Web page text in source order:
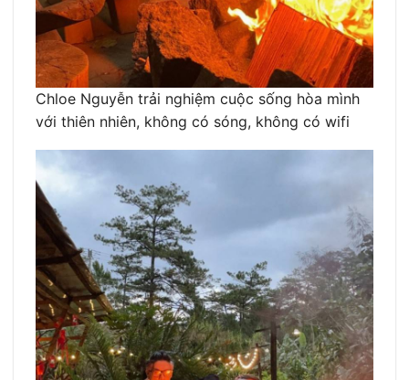
Chloe Nguyễn trải nghiệm cuộc sống hòa mình
với thiên nhiên, không có sóng, không có wifi